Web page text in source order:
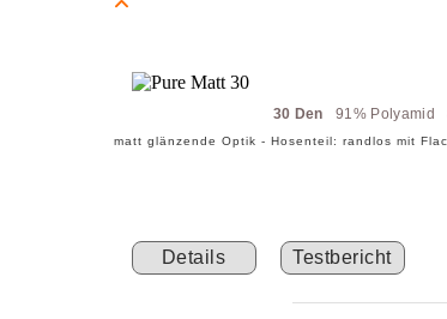
30 Den 91% Polyamid
matt glänzende Optik - Hosenteil: randlos mit
Details Testbericht